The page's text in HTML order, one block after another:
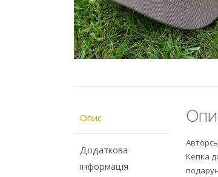
Опис
Додаткова
iнформацiя
Кепка